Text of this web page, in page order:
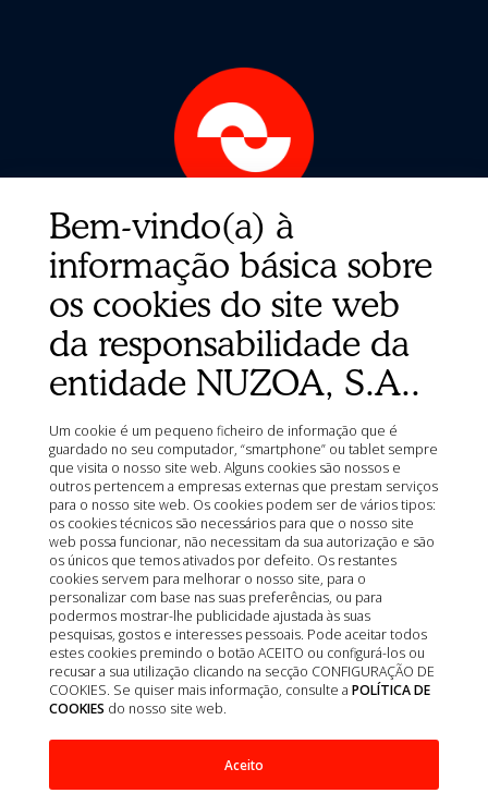
Links rápidos
Contato
Sobre nós
Política de privacidade
Política de qualidade
Política de cookies
Aviso legal
Mapa do site
Organizações
Ministério da Agricultura, Pescas, Alimentação e
Ambiente (MAPA)
Agência Espanhola de Medicamentos e Produtos de
Saúde (AEMPS)
Centro de informação de medicamentos veterinários
AEMPS CIMAVET
Bem-vindo(a) à
informação básica sobre
os cookies do site web
da responsabilidade da
entidade NUZOA, S.A..
Um cookie é um pequeno ficheiro de informação que é
guardado no seu computador, “smartphone” ou tablet sempre
que visita o nosso site web. Alguns cookies são nossos e
outros pertencem a empresas externas que prestam serviços
para o nosso site web. Os cookies podem ser de vários tipos:
os cookies técnicos são necessários para que o nosso site
web possa funcionar, não necessitam da sua autorização e são
os únicos que temos ativados por defeito. Os restantes
cookies servem para melhorar o nosso site, para o
personalizar com base nas suas preferências, ou para
podermos mostrar-lhe publicidade ajustada às suas
pesquisas, gostos e interesses pessoais. Pode aceitar todos
estes cookies premindo o botão ACEITO ou configurá-los ou
recusar a sua utilização clicando na secção CONFIGURAÇÃO DE
COOKIES. Se quiser mais informação, consulte a POLÍTICA DE
COOKIES do nosso site web.
Aceito